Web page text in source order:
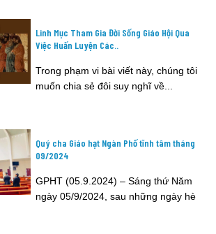
Linh Mục Tham Gia Đời Sống Giáo Hội Qua
Việc Huấn Luyện Các..
Trong phạm vi bài viết này, chúng tôi
muốn chia sẻ đôi suy nghĩ về...
Quý cha Giáo hạt Ngàn Phố tĩnh tâm tháng
09/2024
GPHT (05.9.2024) – Sáng thứ Năm
ngày 05/9/2024, sau những ngày hè